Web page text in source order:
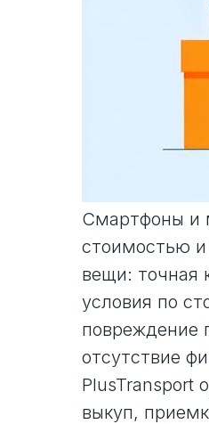
Смартфоны и
стоимостью и
вещи: точная
условия по
повреждение
отсутствие
PlusTransport
выкуп,